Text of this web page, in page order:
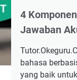
4
Jawaban
bahasa
yang baik